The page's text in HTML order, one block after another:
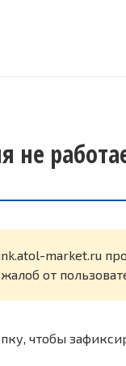
не
market.ru
от
чтобы